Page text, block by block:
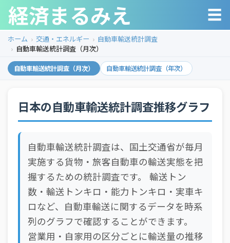
経済まるみえ ☰
ホーム 交通・エネルギー
自動車輸送統計調査
自動車輸送統計調査（月次）
自動車輸送統計調査（月次） 自動車輸送統計調査（年次）
日本の自動車輸送統計調査推移グラフ
自動車輸送統計調査は、国土交通省が毎月
実施する貨物・旅客自動車の輸送実態を把
握するための統計調査です。 輸送トン
数・輸送トンキロ・能力トンキロ・実車キ
ロなど、自動車輸送に関するデータを時系
列のグラフで確認することができます。
営業用・自家用の区分ごとに輸送量の推移